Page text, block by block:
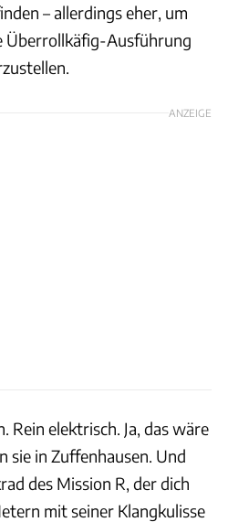
– allerdings eher, um
Überrollkäfig-Ausführung
ANZEIGE
Rein elektrisch. Ja, das wäre
sie in Zuffenhausen. Und
des Mission R, der dich
mit seiner Klangkulisse